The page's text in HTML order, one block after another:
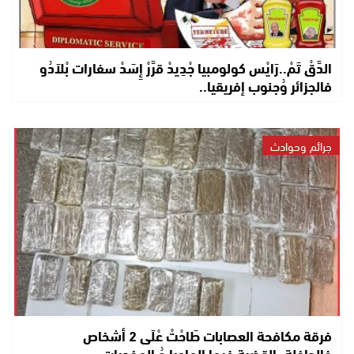
الدَّقْ تَمْ..رَايْس كولومبيا جْدِيدْ قرَّرْ إِسَدْ سفارات بْلاَدُو
فالجزائر وُجنوب إفريقيا..
جرائم وحوادث
فرقة مكافحة العصابات طَاحْتْ عْلَى 2 أشخاص